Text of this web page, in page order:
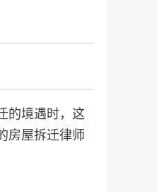
的境遇时，这
房屋拆迁律师